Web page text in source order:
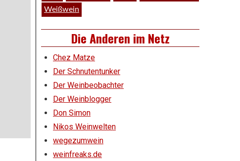
Weißwein
Die Anderen im Netz
Chez Matze
Der Schnutentunker
Der Weinbeobachter
Der Weinblogger
Don Simon
Nikos Weinwelten
wegezumwein
weinfreaks.de